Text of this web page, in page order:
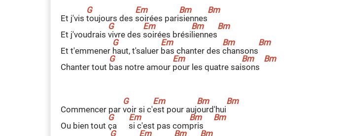
Et j'vis toujours des soirées parisiennes
Et j'voudrais vivre des soirées brésiliennes
Et t'emmener haut, t'saluer bas chanter des chansons
Chanter tout bas notre amour pour les quatre saisons
Commencer par voir si c'est pour aujourd'hui
Ou bien tout ça si c'est pas compris